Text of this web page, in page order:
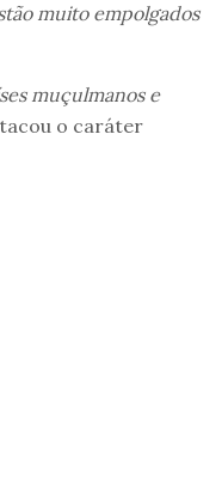
muito empolgados
muçulmanos e
o caráter